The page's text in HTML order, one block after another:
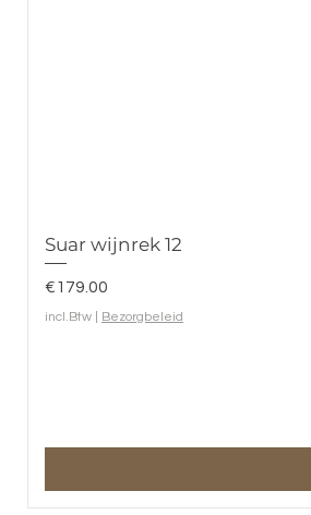
Suar wijnrek 12
Prijs
€179.00
incl.Btw Bezorgbeleid